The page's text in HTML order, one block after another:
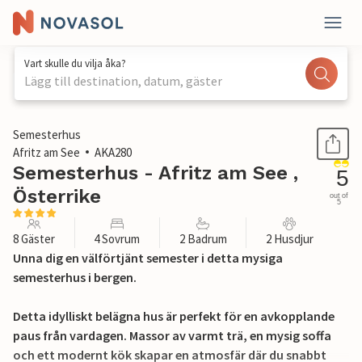
Vart skulle du vilja åka?
Lägg till destination, datum, gäster
1 / 33
Semesterhus
Afritz am See
AKA280
Semesterhus - Afritz am See ,
Österrike
5
out of
5
8 Gäster 4 Sovrum 2 Badrum 2 Husdjur
Unna dig en välförtjänt semester i detta mysiga
semesterhus i bergen.
Detta idylliskt belägna hus är perfekt för en avkopplande
paus från vardagen. Massor av varmt trä, en mysig soffa
och ett modernt kök skapar en atmosfär där du snabbt